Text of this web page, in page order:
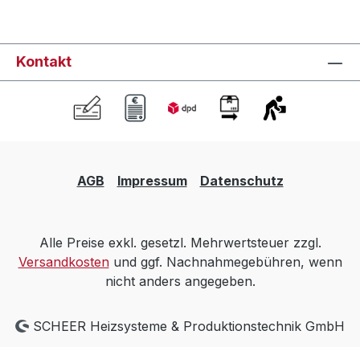
Kontakt
AGB Impressum Datenschutz
Alle Preise exkl. gesetzl. Mehrwertsteuer zzgl.
Versandkostenund ggf. Nachnahmegebühren, wenn
nicht anders angegeben.
SCHEER Heizsysteme & Produktionstechnik GmbH